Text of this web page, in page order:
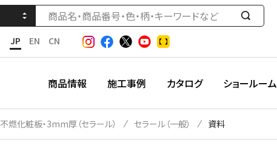
検
す
JP EN CN
商品情報 施工事例 カタログ ショールーム
不燃化粧板・3mm厚（セラール） セラール（一般） 資料